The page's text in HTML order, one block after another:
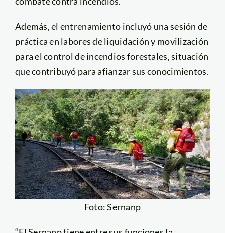
Además, el entrenamiento incluyó una sesión de
práctica en labores de liquidación y movilización
para el control de incendios forestales, situación
que contribuyó para afianzar sus conocimientos.
Foto: Sernanp